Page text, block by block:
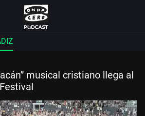
musical cristiano llega al